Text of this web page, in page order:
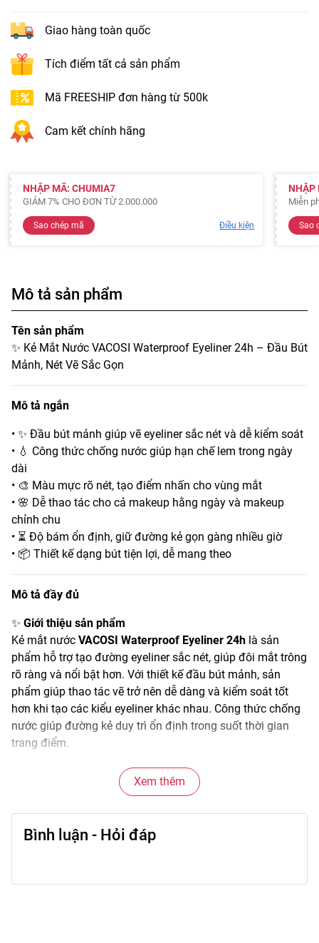
Giao hàng toàn quốc
Tích điểm tất cả sản phẩm
Mã FREESHIP đơn hàng từ 500k
Cam kết chính hãng
NHẬP MÃ: CHUMIA7
GIẢM 7% CHO ĐƠN TỪ 2.000.000
Sao chép mã Điều kiện
NHẬP
Miễn
Sao
Mô tả sản phẩm
Tên sản phẩm
✨ Kẻ Mắt Nước VACOSI Waterproof Eyeliner 24h – Đầu Bút
Mảnh, Nét Vẽ Sắc Gọn
Mô tả ngắn
• ✨ Đầu bút mảnh giúp vẽ eyeliner sắc nét và dễ kiểm soát
• 💧 Công thức chống nước giúp hạn chế lem trong ngày
dài
• 🎨 Màu mực rõ nét, tạo điểm nhấn cho vùng mắt
• 🌸 Dễ thao tác cho cả makeup hằng ngày và makeup
chỉnh chu
• ⏳ Độ bám ổn định, giữ đường kẻ gọn gàng nhiều giờ
• 📦 Thiết kế dạng bút tiện lợi, dễ mang theo
Mô tả đầy đủ
✨ Giới thiệu sản phẩm
Kẻ mắt nước VACOSI Waterproof Eyeliner 24h là sản
phẩm hỗ trợ tạo đường eyeliner sắc nét, giúp đôi mắt trông
rõ ràng và nổi bật hơn. Với thiết kế đầu bút mảnh, sản
phẩm giúp thao tác vẽ trở nên dễ dàng và kiểm soát tốt
hơn khi tạo các kiểu eyeliner khác nhau. Công thức chống
nước giúp đường kẻ duy trì ổn định trong suốt thời gian
trang điểm.
• Đầu bút mảnh giúp vẽ đường eyeliner chính xác.
sử dụng.
Xem thêm
Bình luận - Hỏi đáp